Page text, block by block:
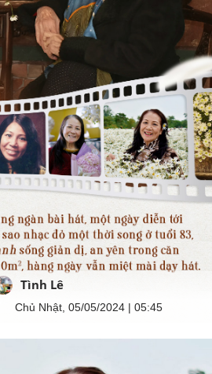
Tình Lê
Chủ Nhật, 05/05/2024 | 05:45